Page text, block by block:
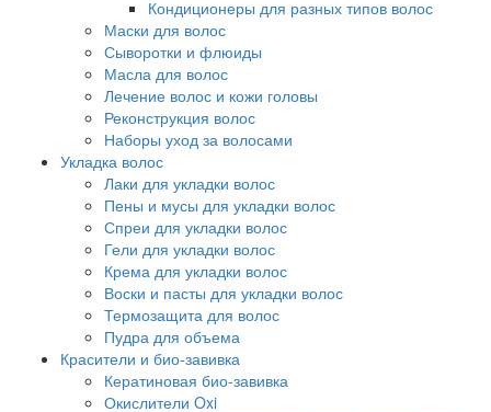
Кондиционеры для разных типов волос
Маски для волос
Сыворотки и флюиды
Масла для волос
Лечение волос и кожи головы
Реконструкция волос
Наборы уход за волосами
Укладка волос
Лаки для укладки волос
Пены и мусы для укладки волос
Спреи для укладки волос
Гели для укладки волос
Крема для укладки волос
Воски и пасты для укладки волос
Термозащита для волос
Пудра для объема
Красители и био-завивка
Кератиновая био-завивка
Окислители Oxi